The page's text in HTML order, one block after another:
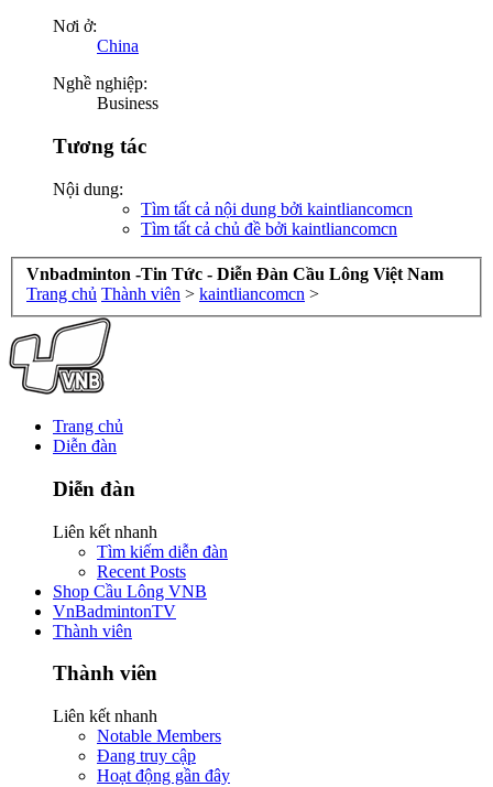
Nơi ở:
China
Nghề nghiệp:
Business
Tương tác
Nội dung:
Tìm tất cả nội dung bởi kaintliancomcn
Tìm tất cả chủ đề bởi kaintliancomcn
Vnbadminton -Tin Tức - Diễn Đàn Cầu Lông Việt Nam
Trang chủ Thành viên > kaintliancomcn >
Trang chủ
Diễn đàn
Diễn đàn
Liên kết nhanh
Tìm kiếm diễn đàn
Recent Posts
Shop Cầu Lông VNB
VnBadmintonTV
Thành viên
Thành viên
Liên kết nhanh
Notable Members
Đang truy cập
Hoạt động gần đây